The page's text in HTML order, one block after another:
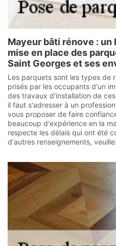
Mayeur bâti rénove :
mise en place des
Saint Georges et ses
Les parquets sont les types de
prisés par les occupants d'un
des travaux d'installation de
il faut s'adresser à un
vous proposer de faire
beaucoup d'expérience en la
respecte les délais qui ont été
d'autres renseignements,